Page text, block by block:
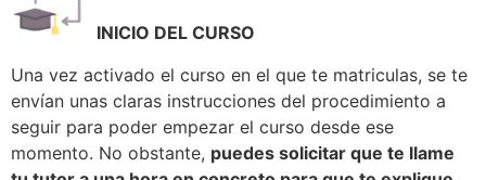
INICIO DEL CURSO
Una vez activado el curso en el que te matriculas, se te
envían unas claras instrucciones del procedimiento a
seguir para poder empezar el curso desde ese
momento. No obstante, puedes solicitar que te llame